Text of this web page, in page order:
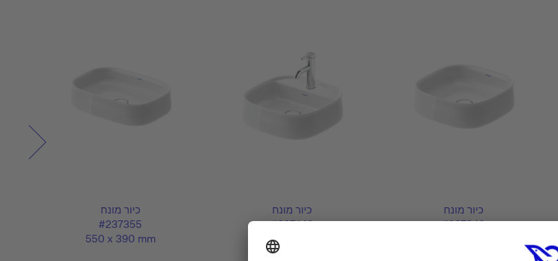
כיור מונח
#237342
כיור מונח
#237442
420 x 420 mm
כיור מונח
#237355
550 x 390 mm